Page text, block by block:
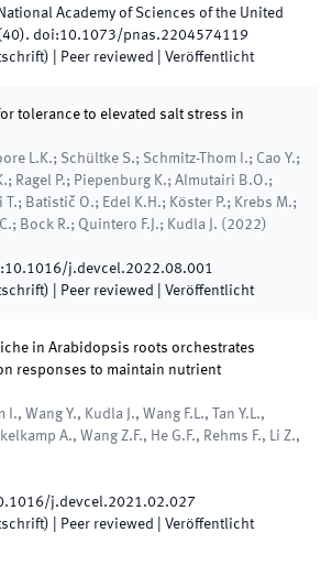
Academy of Sciences of the United
40). doi:10.1073/pnas.2204574119
| Peer reviewed Veröffentlicht
tolerance to elevated salt stress in
L.K.; Schültke S.; Schmitz-Thom I.; Cao Y.;
Ragel P.; Piepenburg K.; Almutairi B.O.;
T.; Batistič O.; Edel K.H.; Köster P.; Krebs M.;
Bock R.; Quintero F.J.; Kudla J. ( 2022)
10.1016/j.devcel.2022.08.001
| Peer reviewed Veröffentlicht
in Arabidopsis roots orchestrates
responses to maintain nutrient
Wang Y., Kudla J., Wang F.L., Tan Y.L.,
A., Wang Z.F., He G.F., Rehms F., Li Z.,
j.devcel.2021.02.027
| Peer reviewed Veröffentlicht